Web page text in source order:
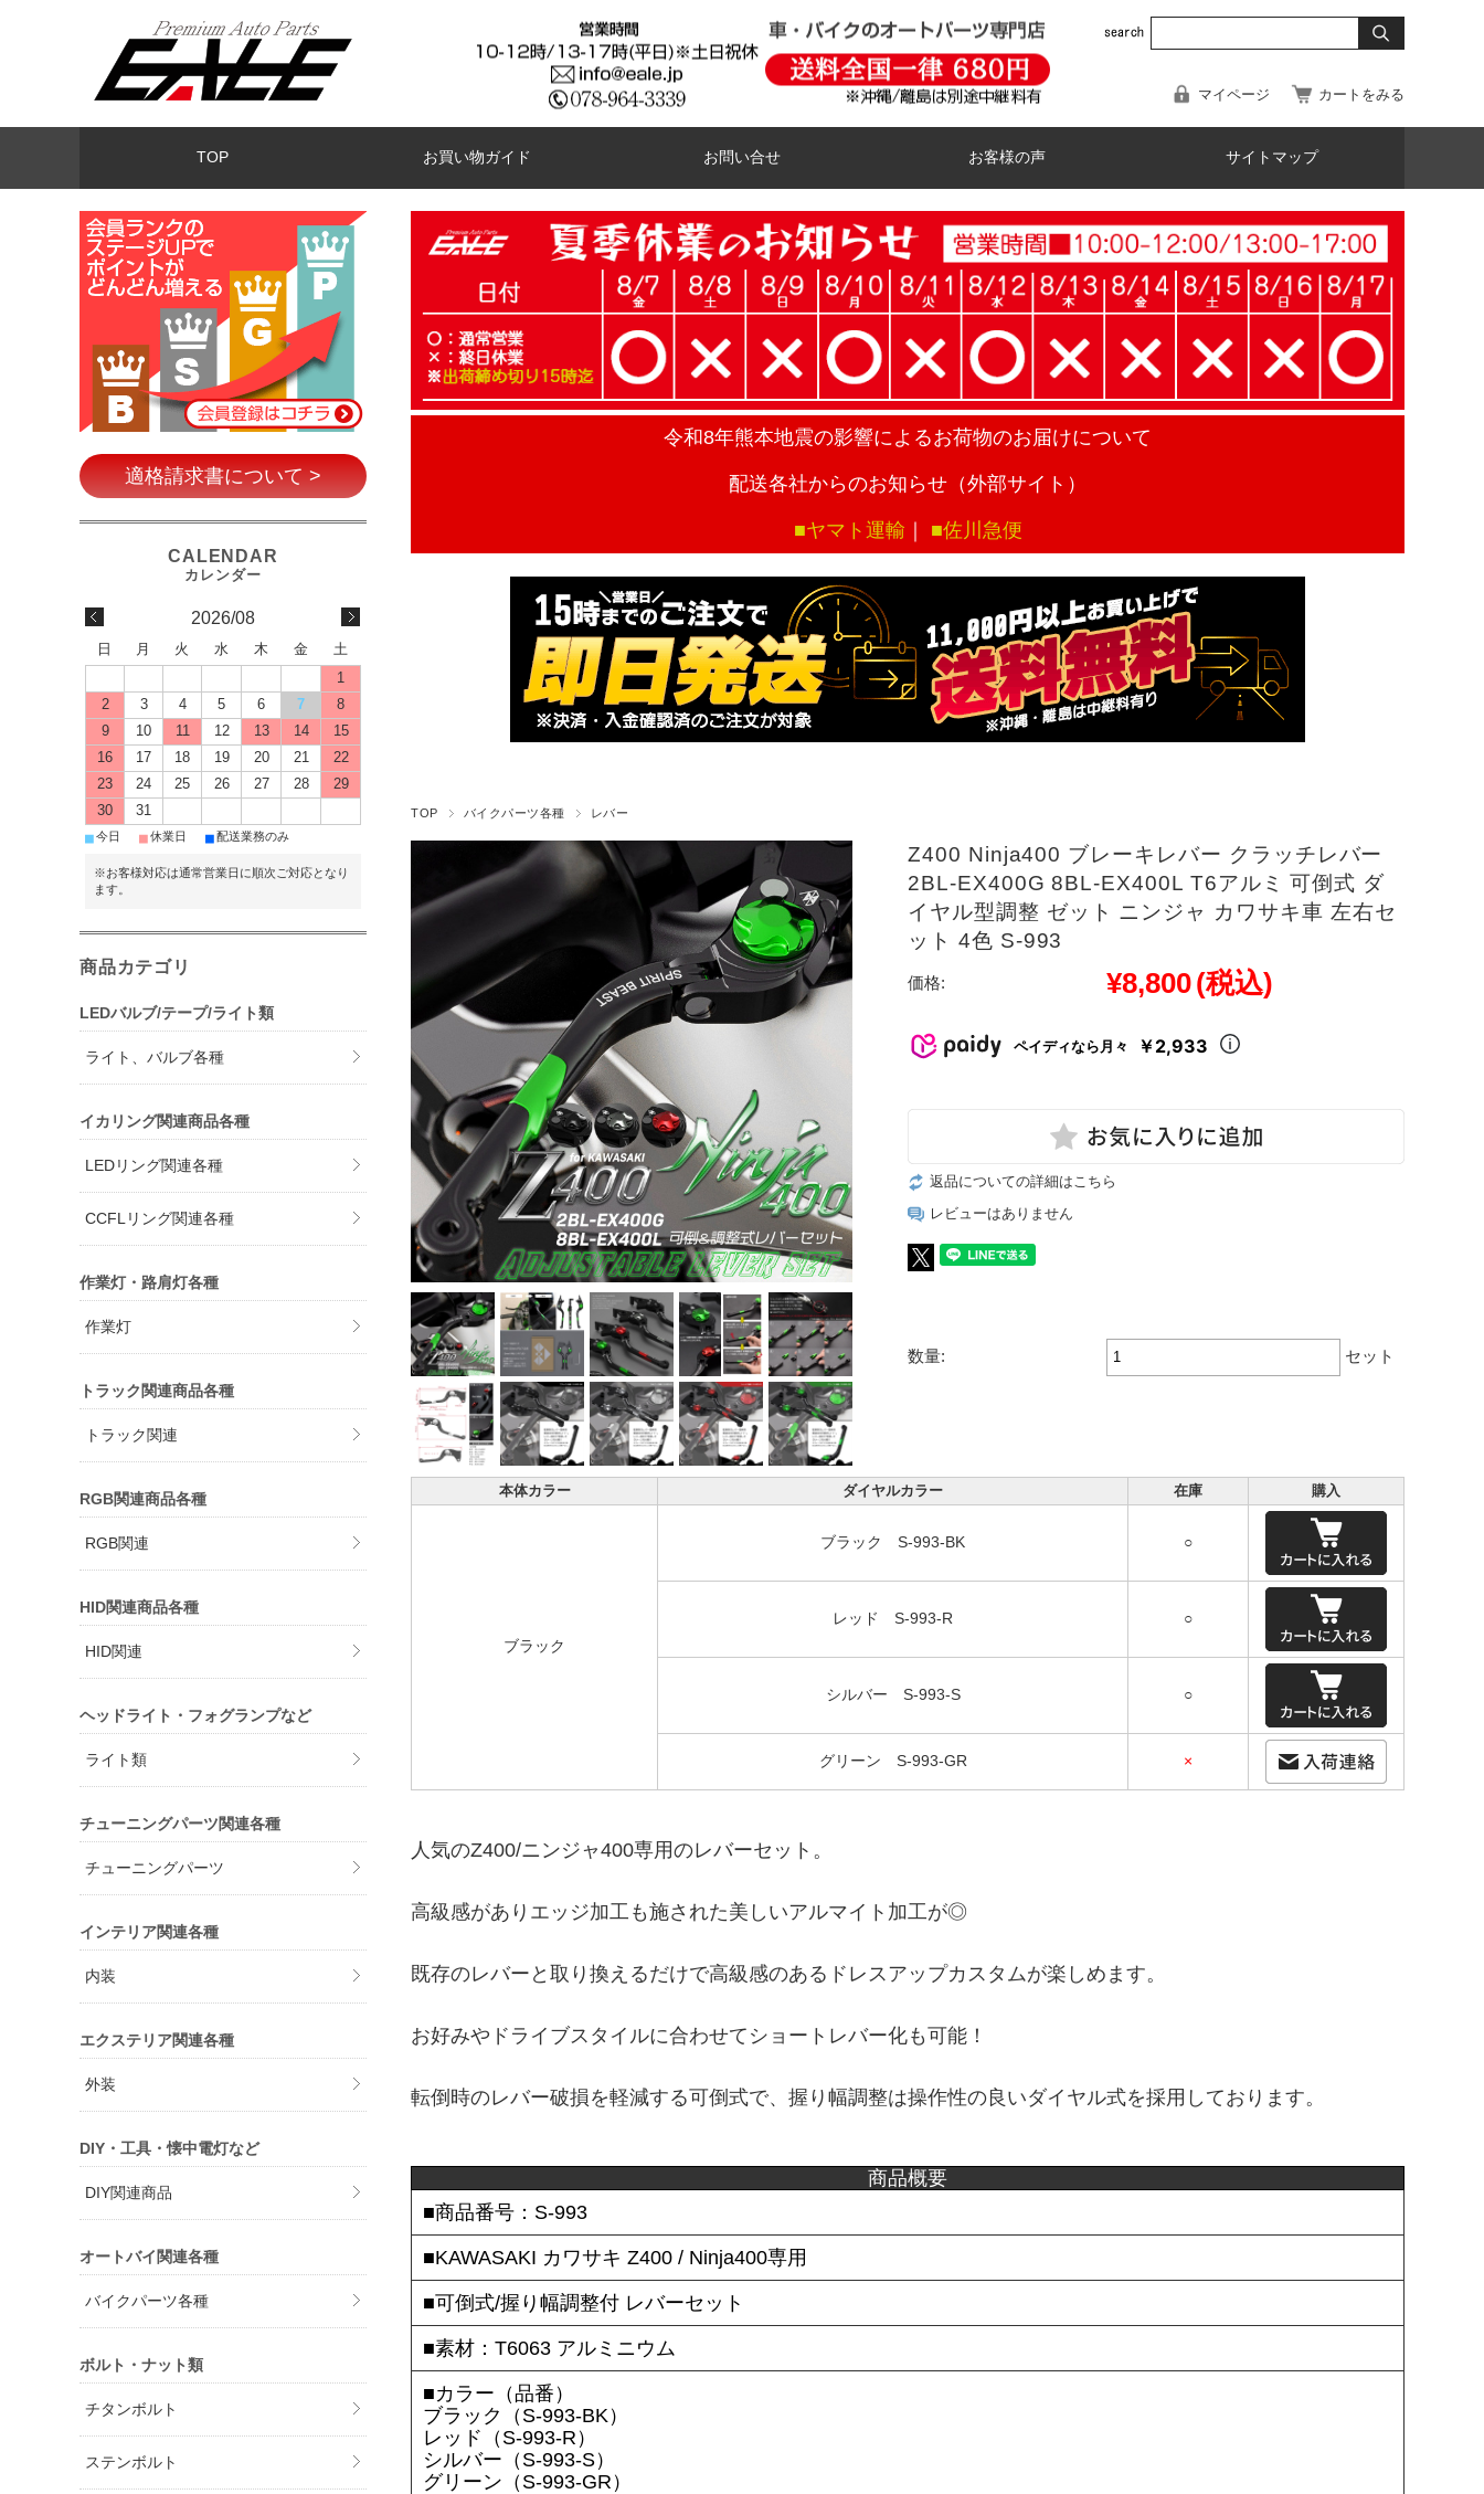
マイページ カートをみる
TOP お買い物ガイド お問い合せ お客様の声 サイトマップ
令和8年熊本地震の影響によるお荷物のお届けについて
配送各社からのお知らせ（外部サイト）
■ヤマト運輸 ■佐川急便
TOP バイクパーツ各種 レバー
Z400 Ninja400 ブレーキレバー クラッチレバー
2BL-EX400G 8BL-EX400L T6アルミ 可倒式 ダ
イヤル型調整 ゼット ニンジャ カワサキ車 左右セ
ット 4色 S-993
価格: ¥8,800(税込)
ペイディなら月々 ￥2,933
返品についての詳細はこちら
レビューはありません
数量: セット
本体カラー ダイヤルカラー 在庫 購入
ブラック
ブラック S-993-BK ○
レッド S-993-R ○
シルバー S-993-S ○
グリーン S-993-GR ×
人気のZ400/ニンジャ400専用のレバーセット。
高級感がありエッジ加工も施された美しいアルマイト加工が◎
既存のレバーと取り換えるだけで高級感のあるドレスアップカスタムが楽しめます。
お好みやドライブスタイルに合わせてショートレバー化も可能！
転倒時のレバー破損を軽減する可倒式で、握り幅調整は操作性の良いダイヤル式を採用しております。
商品概要
■商品番号：S-993
■KAWASAKI カワサキ Z400 / Ninja400専用
■可倒式/握り幅調整付 レバーセット
■素材：T6063 アルミニウム
■カラー（品番）
ブラック（S-993-BK）
レッド（S-993-R）
シルバー（S-993-S）
グリーン（S-993-GR）
適格請求書について >
2026/08
日 月 火 水 木 金
土
1
2
3 4 5 6 7
8
9
10 11 12 13 14
15
16
17 18 19 20 21
22
23
24 25 26 27 28
29
30
31
■今日 ■休業日 ■配送業務のみ
※お客様対応は通常営業日に順次ご対応となり
ます。
商品カテゴリ
LEDバルブ/テープ/ライト類
ライト、バルブ各種
イカリング関連商品各種
LEDリング関連各種
CCFLリング関連各種
作業灯・路肩灯各種
作業灯
トラック関連商品各種
トラック関連
RGB関連商品各種
RGB関連
HID関連商品各種
HID関連
ヘッドライト・フォグランプなど
ライト類
チューニングパーツ関連各種
チューニングパーツ
インテリア関連各種
内装
エクステリア関連各種
外装
DIY・工具・懐中電灯など
DIY関連商品
オートバイ関連各種
バイクパーツ各種
ボルト・ナット類
チタンボルト
ステンボルト